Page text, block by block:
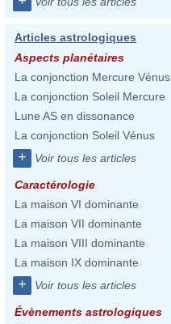
Articles astrologiques
Aspects planétaires
La conjonction Mercure Vénus
La conjonction Soleil Mercure
Lune AS en dissonance
La conjonction Soleil Vénus
+ Voir tous les articles
Caractérologie
La maison VI dominante
La maison VII dominante
La maison VIII dominante
La maison IX dominante
+ Voir tous les articles
Évènements astrologiques